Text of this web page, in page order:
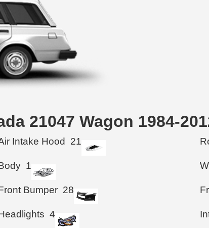
21047 Wagon 1984-
Intake Hood 21
1
Bumper 28
4